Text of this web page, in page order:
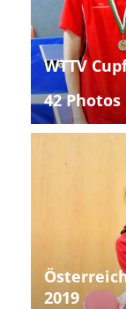
WTTV
42 Photos
2019